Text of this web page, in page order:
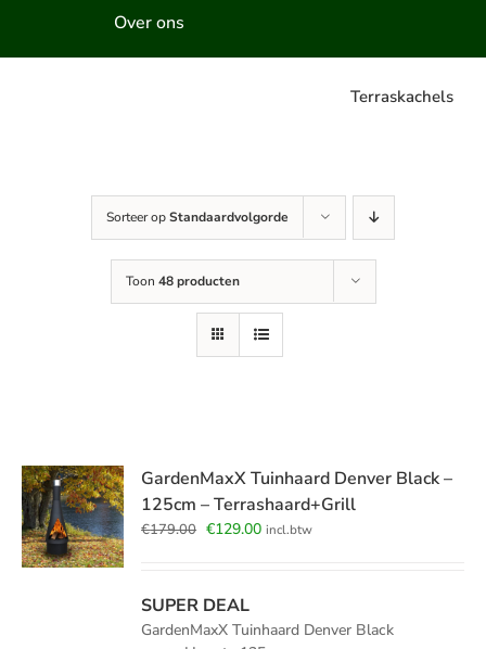
Over ons
Terraskachels
Sorteer opStandaardvolgorde
Toon 48 producten
GardenMaxX Tuinhaard Denver Black –
125cm – Terrashaard+Grill
€179.00 Oorspronkelijke
€179.00.
€129.00Huidige
incl.btw
SUPER DEAL
GardenMaxX Tuinhaard Denver Black